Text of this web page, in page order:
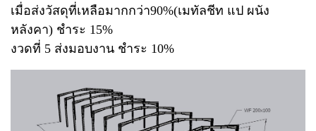
เมื่อส่งวัสดุที่เหลือมากกว่า90%(เมทัลชีท แป ผนัง
หลังคา) ชำระ 15%
งวดที่ 5 ส่งมอบงาน ชำระ 10%